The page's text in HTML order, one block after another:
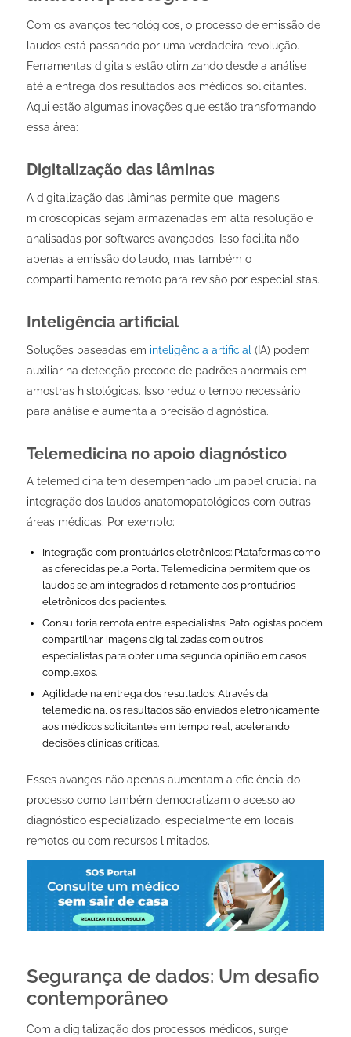
Com os avanços tecnológicos, o processo de emissão de
laudos está passando por uma verdadeira revolução.
Ferramentas digitais estão otimizando desde a análise
até a entrega dos resultados aos médicos solicitantes.
Aqui estão algumas inovações que estão transformando
essa área:
Digitalização das lâminas
A digitalização das lâminas permite que imagens
microscópicas sejam armazenadas em alta resolução e
analisadas por softwares avançados. Isso facilita não
apenas a emissão do laudo, mas também o
compartilhamento remoto para revisão por especialistas.
Inteligência artificial
Soluções baseadas em inteligência artificial (IA) podem
auxiliar na detecção precoce de padrões anormais em
amostras histológicas. Isso reduz o tempo necessário
para análise e aumenta a precisão diagnóstica.
Telemedicina no apoio diagnóstico
A telemedicina tem desempenhado um papel crucial na
integração dos laudos anatomopatológicos com outras
áreas médicas. Por exemplo:
Integração com prontuários eletrônicos: Plataformas como
as oferecidas pela Portal Telemedicina permitem que os
laudos sejam integrados diretamente aos prontuários
eletrônicos dos pacientes.
Consultoria remota entre especialistas: Patologistas podem
compartilhar imagens digitalizadas com outros
especialistas para obter uma segunda opinião em casos
complexos.
Agilidade na entrega dos resultados: Através da
telemedicina, os resultados são enviados eletronicamente
aos médicos solicitantes em tempo real, acelerando
decisões clínicas críticas.
Esses avanços não apenas aumentam a eficiência do
processo como também democratizam o acesso ao
diagnóstico especializado, especialmente em locais
remotos ou com recursos limitados.
Segurança de dados: Um desafio
contemporâneo
Com a digitalização dos processos médicos, surge